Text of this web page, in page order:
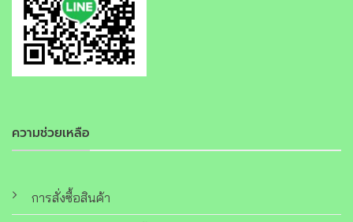
ความช่วยเหลือ
การสั่งซื้อสินค้า